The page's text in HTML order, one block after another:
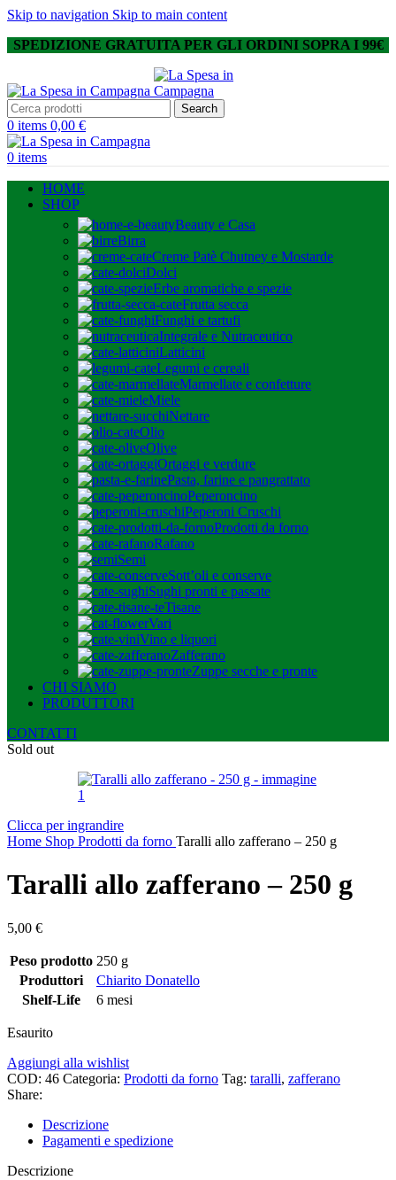
Skip to navigation Skip to main content
SPEDIZIONE GRATUITA PER GLI ORDINI SOPRA I 99€
Search
0 items 0,00 €
0 items
HOME
SHOP
Beauty e Casa
Birra
Creme Patè Chutney e Mostarde
Dolci
Erbe aromatiche e spezie
Frutta secca
Funghi e tartufi
Integrale e Nutraceutico
Latticini
Legumi e cereali
Marmellate e confetture
Miele
Nettare
Olio
Olive
Ortaggi e verdure
Pasta, farine e pangrattato
Peperoncino
Peperoni Cruschi
Prodotti da forno
Rafano
Semi
Sott’oli e conserve
Sughi pronti e passate
Tisane
Vari
Vino e liquori
Zafferano
Zuppe secche e pronte
CHI SIAMO
PRODUTTORI
CONTATTI
Sold out
Clicca per ingrandire
Home Shop Prodotti da forno Taralli allo zafferano – 250 g
Taralli allo zafferano – 250 g
5,00 €
Peso prodotto 250 g
Produttori
Chiarito Donatello
Shelf-Life
6 mesi
Esaurito
Aggiungi alla wishlist
COD: 46 Categoria: Prodotti da forno Tag: taralli, zafferano
Share:
Descrizione
Pagamenti e spedizione
Descrizione